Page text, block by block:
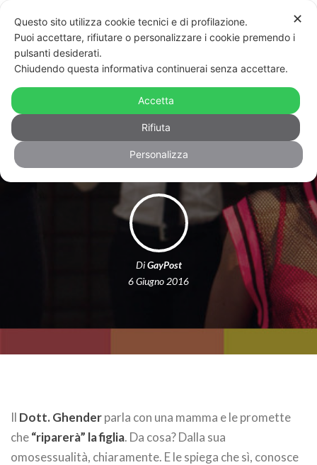
“Chi ha paura del gender?”: la sigla
del Gay Village farà arrabbiare
qualcuno
DiGayPost
6 Giugno 2016
Il Dott. Ghenderparla con una mamma e le promette
che“riparerà” la figlia. Da cosa? Dalla sua
omosessualità, chiaramente. E le spiega che sì, conosce
✕
Questo sito utilizza cookie tecnici e di profilazione.
Puoi accettare, rifiutare o personalizzare i cookie premendo i
pulsanti desiderati.
Chiudendo questa informativa continuerai senza accettare.
Accetta
Rifiuta
Personalizza